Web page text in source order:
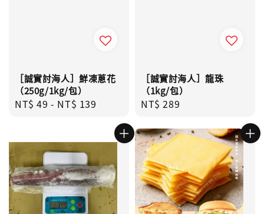
［誠實討海人］鮮凍蔥花
（250g/1kg/包）
Regular
NT$ 49 - NT$ 139
［誠實討海人］龍珠
（1kg/包）
Regular
NT$ 289